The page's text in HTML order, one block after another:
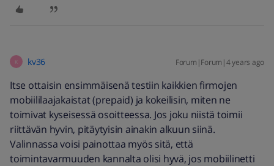
K kv36 Forum|Forum|4 years ago
Itse ottaisin ensimmäisenä testiin kaikkien firmojen
mobiililaajakaistat (prepaid) ja kokeilisin, miten ne
toimivat kyseisessä osoitteessa. Jos joku niistä toimii
riittävän hyvin, pitäytyisin ainakin alkuun siinä.
Valinnassa voisi painottaa myös sitä, että
toimintavarmuuden kannalta olisi hyvä, jos mobiilinetti